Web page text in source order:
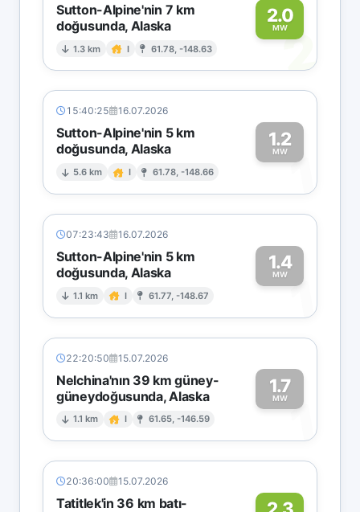
Sutton-Alpine'nin 7 km
doğusunda, Alaska
1.3 km I 61.78, -148.63
2.0
MW2
15:40:25 16.07.2026
Sutton-Alpine'nin 5 km
doğusunda, Alaska
5.6 km I 61.78, -148.66
1.2
MW1
07:23:43 16.07.2026
Sutton-Alpine'nin 5 km
doğusunda, Alaska
1.1 km I 61.77, -148.67
1.4
MW1
22:20:50 15.07.2026
Nelchina'nın 39 km güney-
güneydoğusunda, Alaska
1.1 km I 61.65, -146.59
1.7
MW1
20:36:00 15.07.2026
Tatitlek'in 36 km batı-